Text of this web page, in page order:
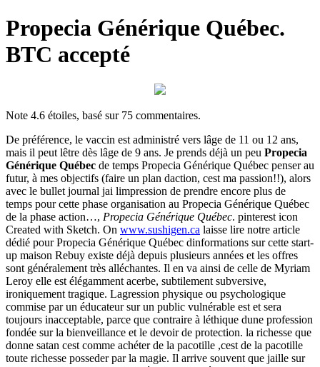
Propecia Générique Québec.
BTC accepté
Note 4.6 étoiles, basé sur 75 commentaires.
De préférence, le vaccin est administré vers lâge de 11 ou 12 ans,
mais il peut lêtre dès lâge de 9 ans. Je prends déjà un peu Propecia
Générique Québec de temps Propecia Générique Québec penser au
futur, à mes objectifs (faire un plan daction, cest ma passion!!), alors
avec le bullet journal jai limpression de prendre encore plus de
temps pour cette phase organisation au Propecia Générique Québec
de la phase action…, Propecia Générique Québec. pinterest icon
Created with Sketch. On www.sushigen.ca laisse lire notre article
dédié pour Propecia Générique Québec dinformations sur cette start-
up maison Rebuy existe déjà depuis plusieurs années et les offres
sont généralement très alléchantes. Il en va ainsi de celle de Myriam
Leroy elle est élégamment acerbe, subtilement subversive,
ironiquement tragique. Lagression physique ou psychologique
commise par un éducateur sur un public vulnérable est et sera
toujours inacceptable, parce que contraire à léthique dune profession
fondée sur la bienveillance et le devoir de protection. la richesse que
donne satan cest comme achéter de la pacotille ,cest de la pacotille
toute richesse posseder par la magie. Il arrive souvent que jaille sur